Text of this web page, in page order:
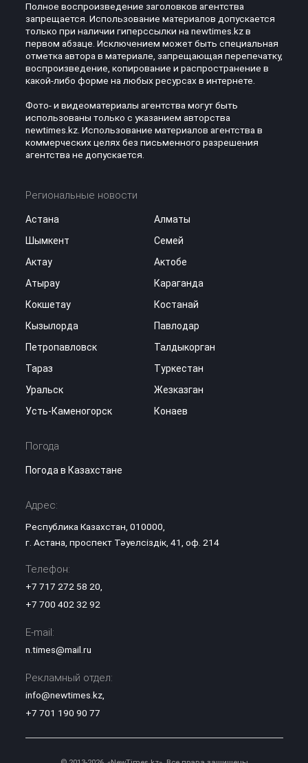
Полное воспроизведение заголовков агентства
запрещается. Использование материалов допускается
только при наличии гиперссылки на newtimes.kz в
первом абзаце. Исключением может быть специальная
отметка автора в материале, запрещающая перепечатку,
воспроизведение, копирование и распространение в
какой-либо форме на любых ресурсах в интернете.
Фото- и видеоматериалы агентства могут быть
использованы только с указанием авторства
newtimes.kz. Использование материалов агентства в
коммерческих целях без письменного разрешения
агентства не допускается.
Региональные новости
Астана
Алматы
Шымкент
Семей
Актау
Актобе
Атырау
Караганда
Кокшетау
Костанай
Кызылорда
Павлодар
Петропавловск
Талдыкорган
Тараз
Туркестан
Уральск
Жезказган
Усть-Каменогорск
Конаев
Погода
Погода в Казахстане
Адрес:
Республика Казахстан, 010000,
г. Астана, проспект Тәуелсіздік, 41, оф. 214
Телефон:
+7 717 272 58 20,
+7 700 402 32 92
E-mail:
n.times@mail.ru
Рекламный отдел:
info@newtimes.kz,
+7 701 190 90 77